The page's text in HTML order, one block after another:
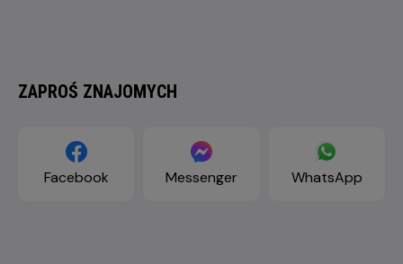
ZAPROŚ ZNAJOMYCH
Facebook Messenger WhatsApp